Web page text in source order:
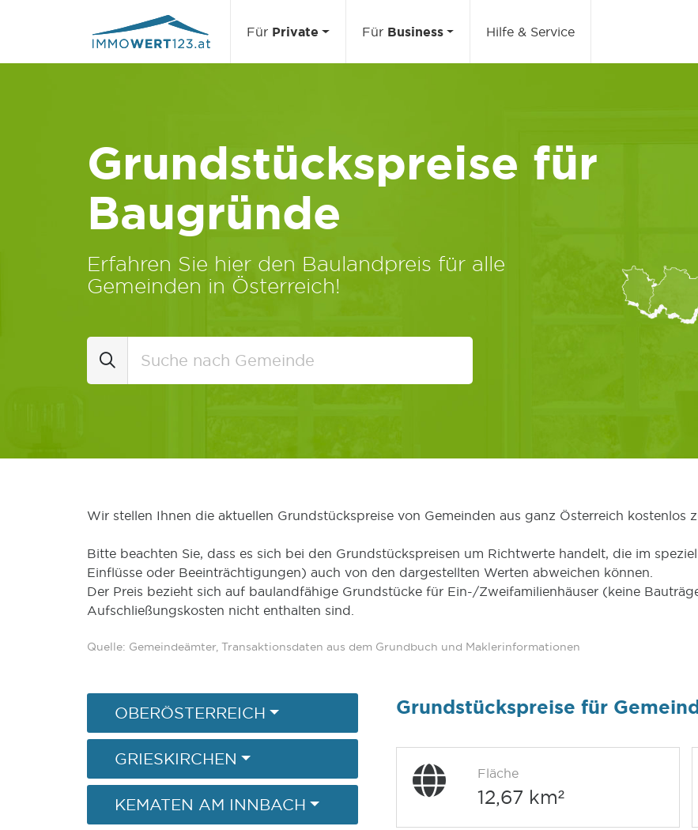
Für Private Für Business Hilfe & Service
Grundstückspreise für
Baugründe
Erfahren Sie hier den Baulandpreis für alle
Gemeinden in Österreich!
Wir stellen Ihnen die aktuellen Grundstückspreise von Gemeinden aus ganz Österreich kostenlos
Bitte beachten Sie, dass es sich bei den Grundstückspreisen um Richtwerte handelt, die im
Einflüsse oder Beeinträchtigungen) auch von den dargestellten Werten abweichen können.
Der Preis bezieht sich auf baulandfähige Grundstücke für Ein-/Zweifamilienhäuser (keine
Aufschließungskosten nicht enthalten sind.
Quelle: Gemeindeämter, Transaktionsdaten aus dem Grundbuch und Maklerinformationen
OBERÖSTERREICH
GRIESKIRCHEN
KEMATEN AM INNBACH
Grundstückspreise für
Fläche
12,67 km²